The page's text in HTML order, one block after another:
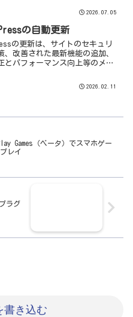
るようになりますので、ページ
...
2026.07.05
の自動更新
の更新は、サイトのセキュリ
、改善された最新機能の追加、
とパフォーマンス向上等のメリ
必要があります。アップデート
2026.02.11
Games（ベータ）でスマホゲー
レイ
ラグ
書き込む